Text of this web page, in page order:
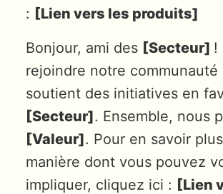
: [Lien vers les produits]
Bonjour, ami des [Secteur] !
rejoindre notre communauté
soutient des initiatives en
[Secteur]. Ensemble, nous
[Valeur]. Pour en savoir
manière dont vous pouvez
impliquer, cliquez ici : [Lien